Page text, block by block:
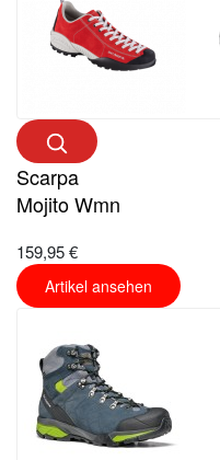
Scarpa
Mojito Wmn
159,95 €
Artikel ansehen